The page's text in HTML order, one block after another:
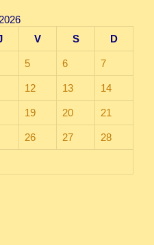
V S D
5 6 7
12 13 14
19 20 21
26 27 28